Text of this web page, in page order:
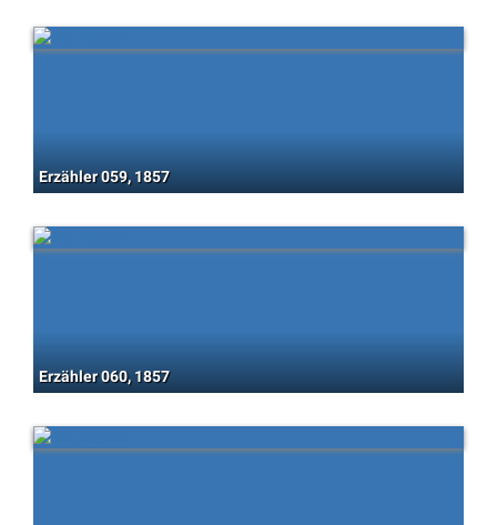
Erzähler 059, 1857
Erzähler 060, 1857